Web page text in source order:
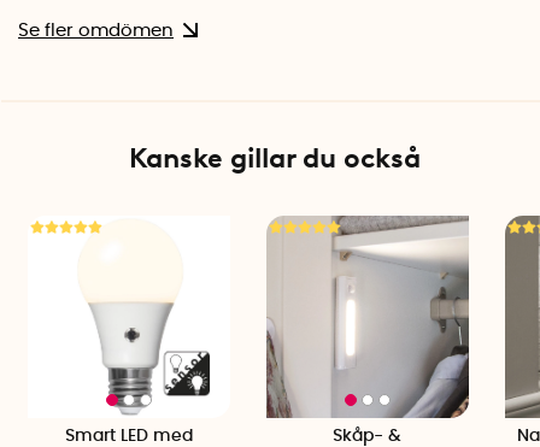
Se fler omdömen
Kanske gillar du också
Smart LED med
Skåp- &